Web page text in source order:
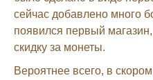
сейчас добавлено много
появился первый
скидку за монеты.
Вероятнее всего, в